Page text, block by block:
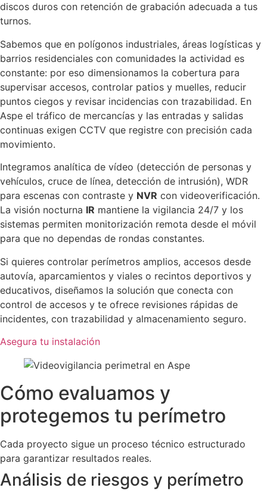
discos duros con retención de grabación adecuada a tus
turnos.
Sabemos que en polígonos industriales, áreas logísticas y
barrios residenciales con comunidades la actividad es
constante: por eso dimensionamos la cobertura para
supervisar accesos, controlar patios y muelles, reducir
puntos ciegos y revisar incidencias con trazabilidad. En
Aspe el tráfico de mercancías y las entradas y salidas
continuas exigen CCTV que registre con precisión cada
movimiento.
Integramos analítica de vídeo (detección de personas y
vehículos, cruce de línea, detección de intrusión), WDR
para escenas con contraste y NVR con videoverificación.
La visión nocturna IR mantiene la vigilancia 24/7 y los
sistemas permiten monitorización remota desde el móvil
para que no dependas de rondas constantes.
Si quieres controlar perímetros amplios, accesos desde
autovía, aparcamientos y viales o recintos deportivos y
educativos, diseñamos la solución que conecta con
control de accesos y te ofrece revisiones rápidas de
incidentes, con trazabilidad y almacenamiento seguro.
Asegura tu instalación
Cómo evaluamos y
protegemos tu perímetro
Cada proyecto sigue un proceso técnico estructurado
para garantizar resultados reales.
Análisis de riesgos y perímetro